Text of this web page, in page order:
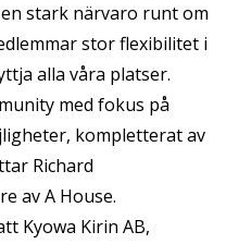
stark närvaro runt om
stor flexibilitet i
alla våra platser.
med fokus på
kompletterat av
Richard
av A House.
Kyowa Kirin AB,